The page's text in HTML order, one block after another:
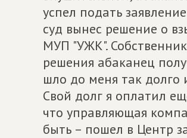
успел подать
суд вынес решение о
МУП "УЖК".
решения абаканец
шло до меня так долго
Свой долг я оплатил
что управляющая
быть – пошел в Центр